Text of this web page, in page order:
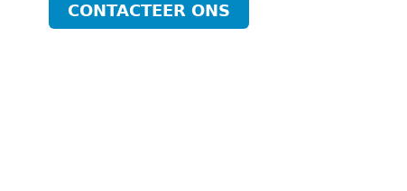
CONTACTEER ONS